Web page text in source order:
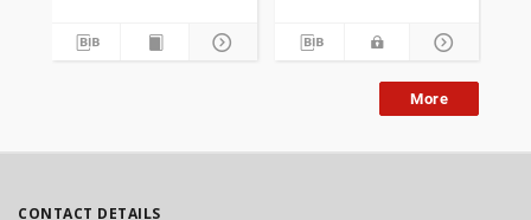
More
CONTACT DETAILS